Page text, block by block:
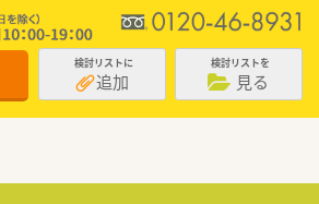
検討リストに
追加
検討リストを
見る